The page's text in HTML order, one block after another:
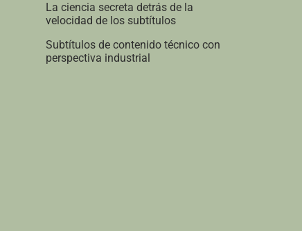
La ciencia secreta detrás de la
velocidad de los subtítulos
Subtítulos de contenido técnico con
perspectiva industrial